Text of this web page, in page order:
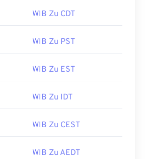
WIB Zu CDT
WIB Zu PST
WIB Zu EST
WIB Zu IDT
WIB Zu CEST
WIB Zu AEDT